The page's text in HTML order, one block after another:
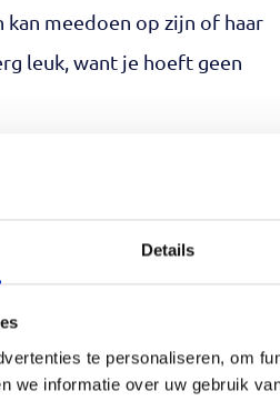
Details
te personaliseren, om
we informatie over uw gebruik
meedoen op zijn of haar
leuk, want je hoeft geen
plaats op dinsdag van
uur. Locatie van de lessen is
verzorgd door
Buitensport. Deze gezellige